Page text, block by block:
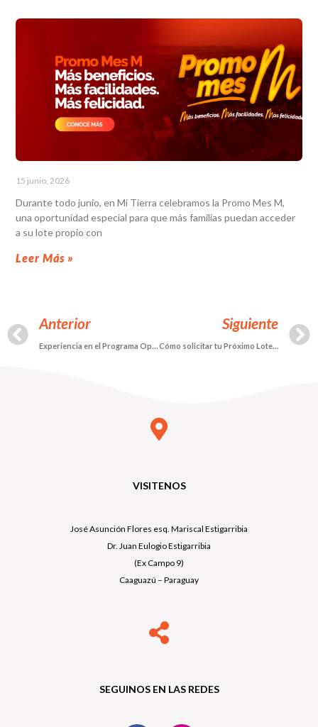
15 junio, 2026
Durante todo junio, en Mi Tierra celebramos la Promo Mes M,
una oportunidad especial para que más familias puedan acceder
a su lote propio con
Leer Más »
Anterior
Experiencia en el Programa OpnX de Innovación Abierta
Siguiente
Cómo solicitar tu Próximo Lote con Nosotros
VISITENOS
José Asunción Flores esq. Mariscal Estigarribia
Dr. Juan Eulogio Estigarribia
(Ex Campo 9)
Caaguazú – Paraguay
SEGUINOS EN LAS REDES